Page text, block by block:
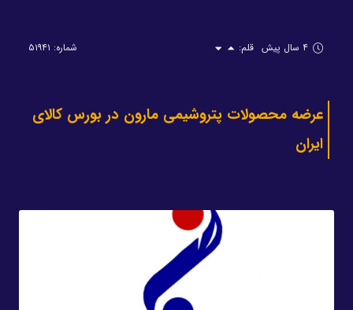
۴ سال پیش قلم: شماره: ۵۱۹۴۱
عرضه محصولات پتروشیمی مارون در بورس کالای
ایران